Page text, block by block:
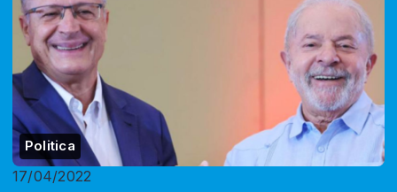
Politica
17/04/2022